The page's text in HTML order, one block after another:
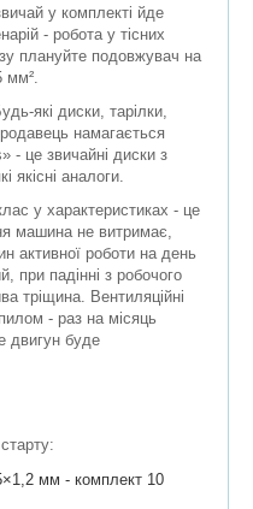
у комплекті йде
- робота у тісних
плануйте подовжувач на
мм².
які диски, тарілки,
намагається
- це звичайні диски з
якісні аналоги.
у характеристиках - це
машина не витримає,
активної роботи на день
при падінні з робочого
тріщина. Вентиляційні
- раз на місяць
двигун буде
мм - комплект 10